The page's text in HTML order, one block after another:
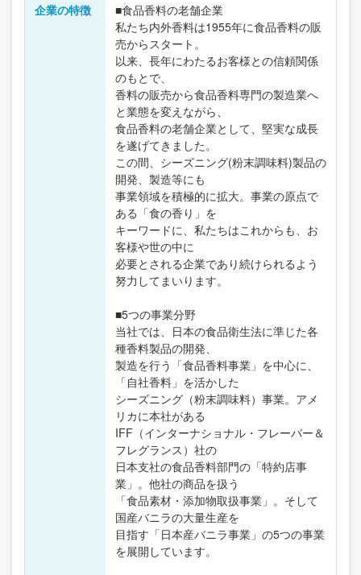
企業の特徴
■食品香料の老舗企業
私たち内外香料は1955年に食品香料の販
売からスタート。
以来、長年にわたるお客様との信頼関係
のもとで、
香料の販売から食品香料専門の製造業へ
と業態を変えながら、
食品香料の老舗企業として、堅実な成長
を遂げてきました。
この間、シーズニング(粉末調味料)製品の
開発、製造等にも
事業領域を積極的に拡大。事業の原点で
ある「食の香り」を
キーワードに、私たちはこれからも、お
客様や世の中に
必要とされる企業であり続けられるよう
努力してまいります。
■5つの事業分野
当社では、日本の食品衛生法に準じた各
種香料製品の開発、
製造を行う「食品香料事業」を中心に、
「自社香料」を活かした
シーズニング（粉末調味料）事業。アメ
リカに本社がある
IFF（インターナショナル・フレーバー＆
フレグランス）社の
日本支社の食品香料部門の「特約店事
業」。他社の商品を扱う
「食品素材・添加物取扱事業」。そして
国産バニラの大量生産を
目指す「日本産バニラ事業」の5つの事業
を展開しています。